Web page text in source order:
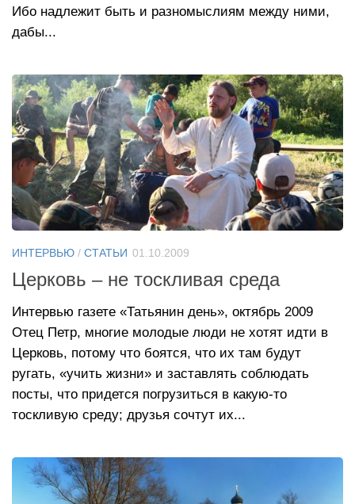
Ибо надлежит быть и разномыслиям между ними,
дабы...
ИНТЕРВЬЮ / СТАТЬИ 01.10.2009
Церковь – не тоскливая среда
Интервью газете «Татьянин день», октябрь 2009
Отец Петр, многие молодые люди не хотят идти в
Церковь, потому что боятся, что их там будут
ругать, «учить жизни» и заставлять соблюдать
посты, что придется погрузиться в какую-то
тоскливую среду; друзья сочтут их...